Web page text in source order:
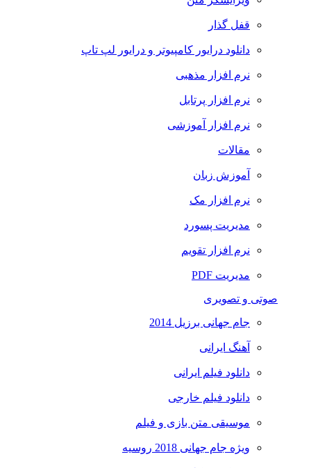
قفل گذار
دانلود درایور کامپیوتر و درایور لپ تاپ
نرم افزار مذهبی
نرم افزار پرتابل
نرم افزار آموزشی
مقالات
آموزش زبان
نرم افزار مک
مدیریت پسورد
نرم افزار تقویم
مدیریت PDF
صوتی و تصویری
جام جهانی برزیل 2014
آهنگ ایرانی
دانلود فیلم ایرانی
دانلود فیلم خارجی
موسیقی متن بازی و فیلم
ویژه جام جهانی 2018 روسیه